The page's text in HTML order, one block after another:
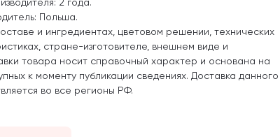
Польша.
и ингредиентах, цветовом решении, технических
стране-изготовителе, внешнем виде и
товара носит справочный характер и основана на
к моменту публикации сведениях. Доставка данного
во все регионы РФ.